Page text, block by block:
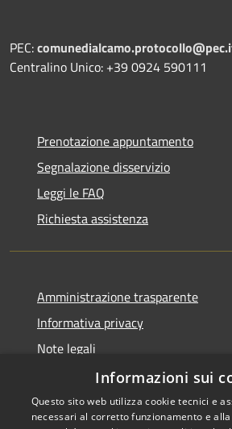
PEC:
Centralino Unico: +39 0924 590111
Prenotazione appuntamento
Segnalazione disservizio
Leggi le FAQ
Richiesta assistenza
Amministrazione trasparente
Informativa privacy
Note legali
Dichiarazione di accessibilità
Informazioni sui
Questo sito web utilizza cookie tecnici e
necessari al corretto funzionamento e